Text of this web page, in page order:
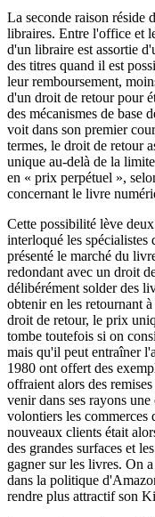
La seconde raison réside
libraires. Entre l'office et
d'un libraire est assortie
des titres quand il est
leur remboursement,
d'un droit de retour pour
des mécanismes de base
voit dans son premier
termes, le droit de retour
unique au-delà de la
en « prix perpétuel »,
concernant le livre
Cette possibilité lève
interloqué les
présenté le marché du
redondant avec un droit
délibérément solder des
obtenir en les retournant
droit de retour, le prix
tombe toutefois si on
mais qu'il peut entraîner
1980 ont offert des
offraient alors des
venir dans ses rayons
volontiers les commerces
nouveaux clients était
des grandes surfaces et
gagner sur les livres. On
dans la politique
rendre plus attractif son